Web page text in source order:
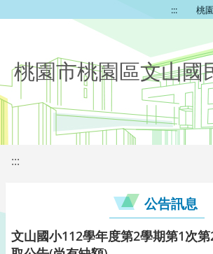
::: 桃
桃園市桃園區文山國
:::
公告訊息
文山國小112學年度第2學期第1次